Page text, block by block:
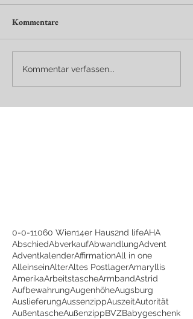
Kommentare
Kommentar verfassen...
0-0-11060 Wien14er Haus2nd lifeAHA
AbschiedAbverkaufAbwandlungAdvent
AdventkalenderAffirmationAll in one
AlleinseinAlterAltes PostlagerAmaryllis
AmerikaArbeitstascheArmbandAstrid
AufbewahrungAugenhöheAugsburg
AuslieferungAussenzippAuszeitAutorität
AußentascheAußenzippBVZBabygeschenk